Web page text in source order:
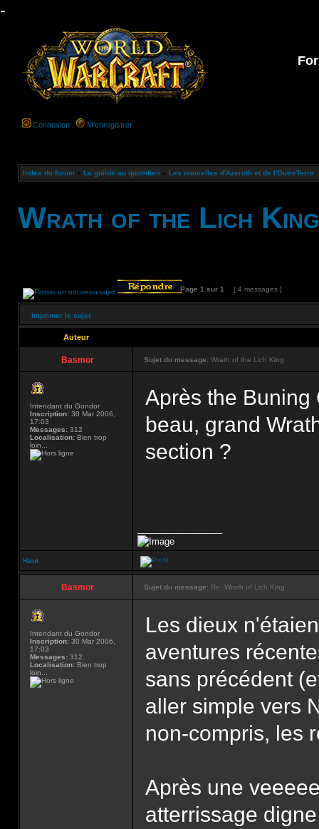
-
Connexion M’enregistrer
Index du forum » La guilde au quotidien » Les nouvelles d'Azeroth et de l'OutreTerre
Wrath of the Lich King
Page 1 sur 1 [ 4 messages ]
Imprimer le sujet
Auteur
Basmor Sujet du message: Wrath of the Lich King
Intendant du Gondor
Inscription: 30 Mar 2006,
17:03
Messages: 312
Localisation: Bien trop
loin...
Après the Buning
beau, grand
section ?
Haut
Basmor Sujet du message: Re: Wrath of Lich King
Intendant du Gondor
Inscription: 30 Mar 2006,
17:03
Messages: 312
Localisation: Bien trop
loin...
Les dieux
aventures
sans précédent
aller simple vers
non-compris, les
Après une
atterrissage